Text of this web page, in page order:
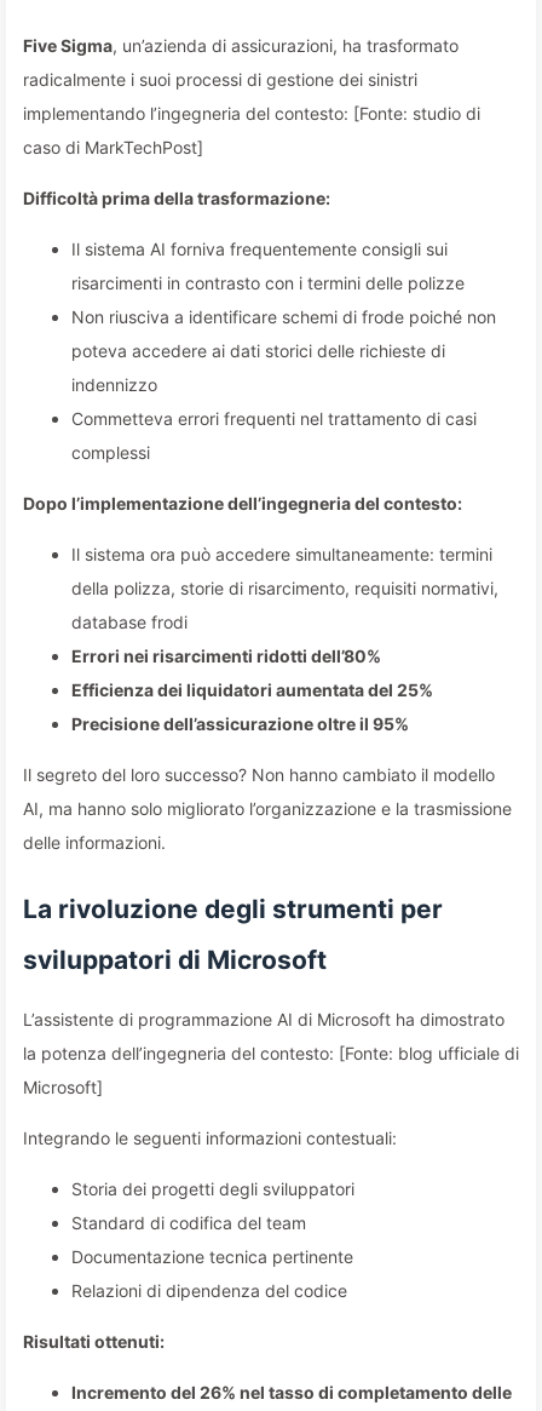
Five Sigma, un’azienda di assicurazioni, ha trasformato
radicalmente i suoi processi di gestione dei sinistri
implementando l’ingegneria del contesto: [Fonte: studio di
caso di MarkTechPost]
Difficoltà prima della trasformazione:
Il sistema AI forniva frequentemente consigli sui
risarcimenti in contrasto con i termini delle polizze
Non riusciva a identificare schemi di frode poiché non
poteva accedere ai dati storici delle richieste di
indennizzo
Commetteva errori frequenti nel trattamento di casi
complessi
Dopo l’implementazione dell’ingegneria del contesto:
Il sistema ora può accedere simultaneamente: termini
della polizza, storie di risarcimento, requisiti normativi,
database frodi
Errori nei risarcimenti ridotti dell’80%
Efficienza dei liquidatori aumentata del 25%
Precisione dell’assicurazione oltre il 95%
Il segreto del loro successo? Non hanno cambiato il modello
AI, ma hanno solo migliorato l’organizzazione e la trasmissione
delle informazioni.
La rivoluzione degli strumenti per
sviluppatori di Microsoft
L’assistente di programmazione AI di Microsoft ha dimostrato
la potenza dell’ingegneria del contesto: [Fonte: blog ufficiale di
Microsoft]
Integrando le seguenti informazioni contestuali:
Storia dei progetti degli sviluppatori
Standard di codifica del team
Documentazione tecnica pertinente
Relazioni di dipendenza del codice
Risultati ottenuti:
Incremento del 26% nel tasso di completamento delle